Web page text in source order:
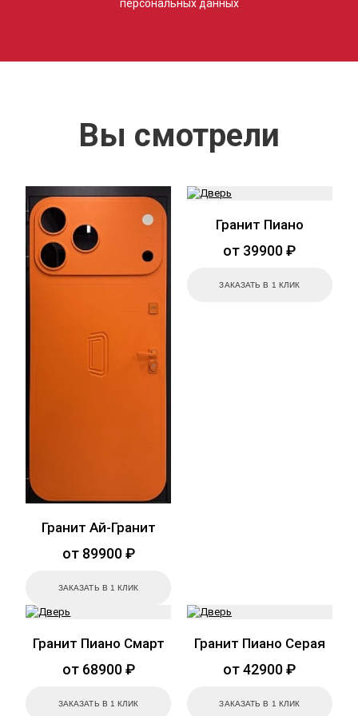
персональных данных
Вы смотрели
Гранит Ай-Гранит
от 89900 ₽
ЗАКАЗАТЬ В 1 КЛИК
Гранит Пиано
от 39900 ₽
ЗАКАЗАТЬ В 1 КЛИК
Гранит Пиано Смарт
от 68900 ₽
ЗАКАЗАТЬ В 1 КЛИК
Гранит Пиано Серая
от 42900 ₽
ЗАКАЗАТЬ В 1 КЛИК